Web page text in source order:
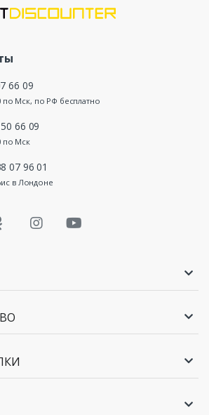
66 09
по Мск, по РФ бесплатно
66 09
по Мск
07 96 01
в Лондоне